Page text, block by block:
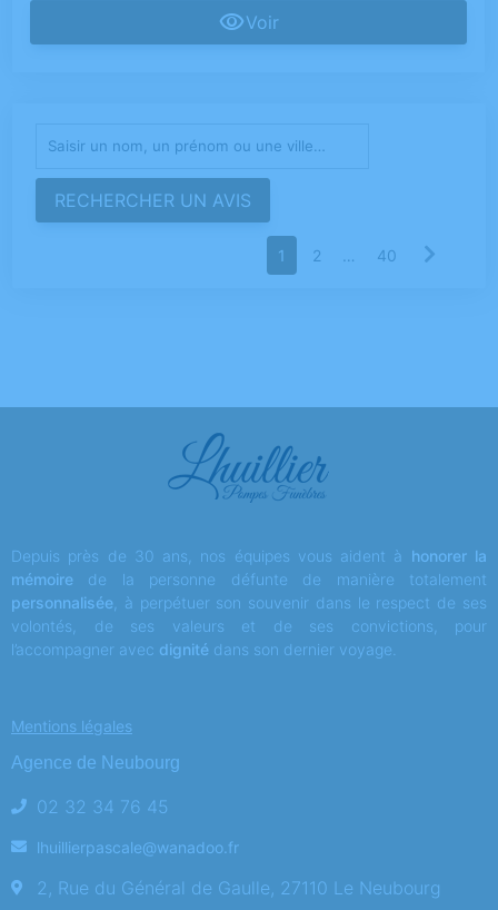
Voir
1 2 40
Depuis près de 30 ans, nos équipes vous aident à honorer la
mémoire de la personne défunte de manière totalement
personnalisée , à perpétuer son souvenir dans le respect de ses
volontés, de ses valeurs et de ses convictions, pour
l’accompagner avec dignité dans son dernier voyage.
Mentions légales
Agence de Neubourg
02 32 34 76 45
lhuillierpascale@wanadoo.fr
2, Rue du Général de Gaulle, 27110 Le Neubourg